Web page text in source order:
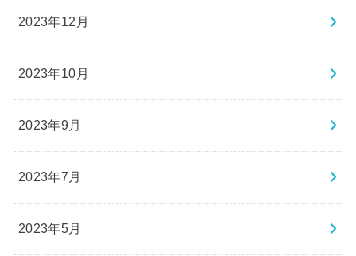
2023年12月
2023年10月
2023年9月
2023年7月
2023年5月